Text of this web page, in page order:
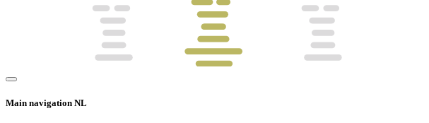
Main navigation NL